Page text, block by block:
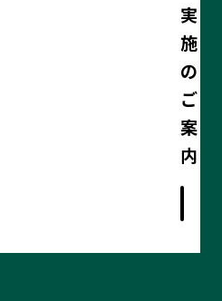
実
施
の
ご
案
内記
事
る